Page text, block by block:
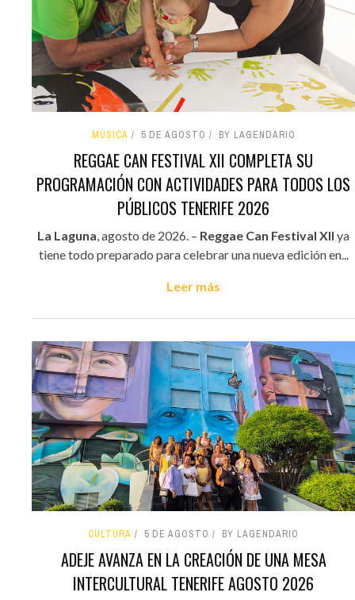
MÚSICA 5 DE AGOSTO BY LAGENDARIO
REGGAE CAN FESTIVAL XII COMPLETA SU
PROGRAMACIÓN CON ACTIVIDADES PARA TODOS LOS
PÚBLICOS TENERIFE 2026
La Laguna, agosto de 2026. – Reggae Can Festival XII ya
tiene todo preparado para celebrar una nueva edición en...
Leer más
CULTURA 5 DE AGOSTO BY LAGENDARIO
ADEJE AVANZA EN LA CREACIÓN DE UNA MESA
INTERCULTURAL TENERIFE AGOSTO 2026